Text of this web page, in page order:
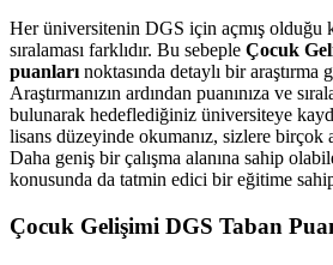
Her üniversitenin DGS için açmış olduğu
sıralaması farklıdır. Bu sebeple Çocuk
puanları noktasında detaylı bir araştırma
Araştırmanızın ardından puanınıza ve
bulunarak hedeflediğiniz üniversiteye
lisans düzeyinde okumanız, sizlere birçok
Daha geniş bir çalışma alanına sahip
konusunda da tatmin edici bir eğitime
Çocuk Gelişimi DGS Taban